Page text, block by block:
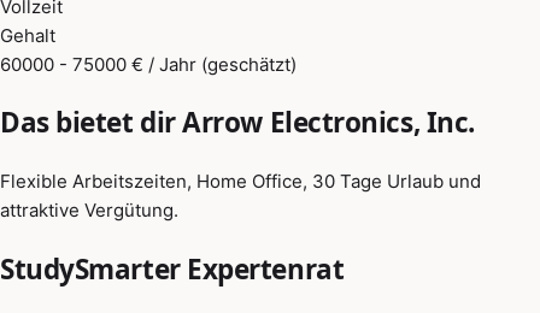
Vollzeit
Gehalt
60000 - 75000 € / Jahr (geschätzt)
Das bietet dir Arrow Electronics, Inc.
Flexible Arbeitszeiten, Home Office, 30 Tage Urlaub und
attraktive Vergütung.
StudySmarter Expertenrat